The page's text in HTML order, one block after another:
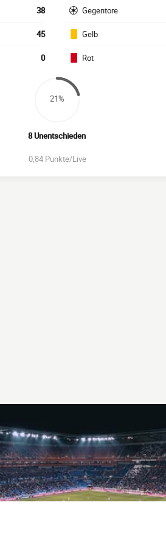
38
45
0
Gegentore
Gelb
Rot
21%
8 Unentschieden
0,84 Punkte/Live